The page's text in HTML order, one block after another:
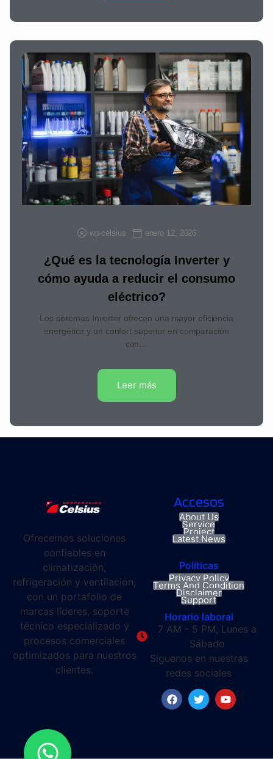
wp-celsius enero 12, 2026
¿Qué es la tecnología Inverter y
cómo ayuda a reducir el consumo
eléctrico?
Los sistemas Inverter ofrecen una mayor eficiencia
energética y un confort superior en comparación
con…
Leer más
Ofrecemos soluciones
confiables en
climatización,
refrigeración y ventilación,
con un portafolio de
marcas líderes, soporte
técnico especializado y
procesos comerciales
optimizados para nuestros
clientes.
Accesos
About Us
Service
Project
Latest News
Políticas
Privacy Policy
Terms And Condition
Disclaimer
Support
Horario laboral
7 AM - 5 PM, Lunes a
Sábado
Siguenos en nuestras
redes sociales